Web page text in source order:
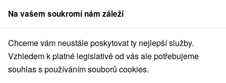
člen skupinySorger
Slovensko Košický kraj Markušovce Markušovský hrad
Markušovský hrad
Na vašem soukromí nám záleží
Chceme vám neustále poskytovat ty nejlepší služby.
Vzhledem k platné legislativě od vás ale potřebujeme
souhlas s používáním souborů cookies.